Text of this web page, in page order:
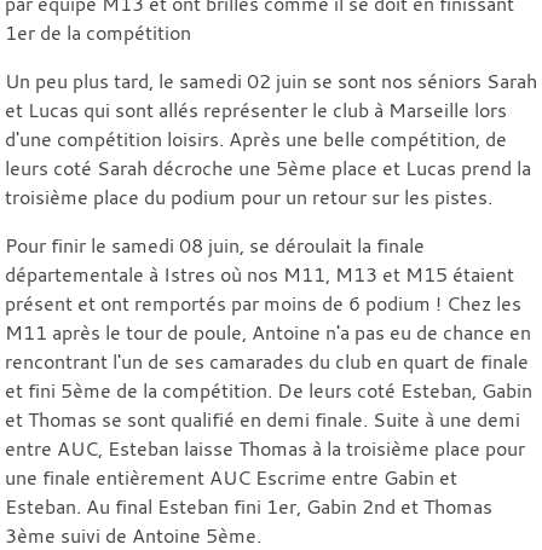
1er de la compétition
Un peu plus tard, le samedi 02 juin se sont nos séniors Sarah
et Lucas qui sont allés représenter le club à Marseille lors
d'une compétition loisirs. Après une belle compétition, de
leurs coté Sarah décroche une 5ème place et Lucas prend la
troisième place du podium pour un retour sur les pistes.
Pour finir le samedi 08 juin, se déroulait la finale
départementale à Istres où nos M11, M13 et M15 étaient
présent et ont remportés par moins de 6 podium ! Chez les
M11 après le tour de poule, Antoine n'a pas eu de chance en
rencontrant l'un de ses camarades du club en quart de finale
et fini 5ème de la compétition. De leurs coté Esteban, Gabin
et Thomas se sont qualifié en demi finale. Suite à une demi
entre AUC, Esteban laisse Thomas à la troisième place pour
une finale entièrement AUC Escrime entre Gabin et
Esteban. Au final Esteban fini 1er, Gabin 2nd et Thomas
3ème suivi de Antoine 5ème.